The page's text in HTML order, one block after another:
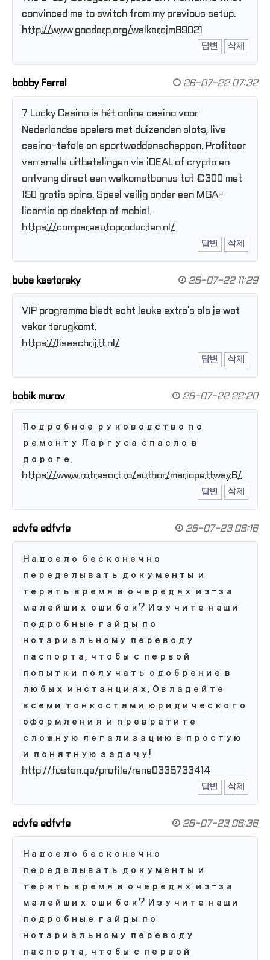
convinced me to switch from my previous setup.
http://www.gooderp.org/walkercjm89021
답변
삭제
bobby Farrel 26-07-22 07:32
7 Lucky Casino is hét online casino voor
Nederlandse spelers met duizenden slots, live
casino-tafels en sportweddenschappen. Profiteer
van snelle uitbetalingen via iDEAL of crypto en
ontvang direct een welkomstbonus tot €300 met
150 gratis spins. Speel veilig onder een MGA-
licentie op desktop of mobiel.
https://compareautoproducten.nl/
답변
삭제
buba kastorsky 26-07-22 11:29
VIP programma biedt echt leuke extra's als je wat
vaker terugkomt.
https://lisaschrijft.nl/
답변
삭제
bobik murov 26-07-22 22:20
Подробное руководство по
ремонту Ларгуса спасло в
дороге.
https://www.rotresort.ro/author/mariopettway6/
답변
삭제
edvfe edfvfe 26-07-23 06:16
Надоело бесконечно
переделывать документы и
терять время в очередях из-за
малейших ошибок? Изучите наши
подробные гайды по
нотариальному переводу
паспорта, чтобы с первой
попытки получать одобрение в
любых инстанциях. Овладейте
всеми тонкостями юридического
оформления и превратите
сложную легализацию в простую
и понятную задачу!
http://fustan.qa/profile/rene0335733414
답변
삭제
edvfe edfvfe 26-07-23 06:36
Надоело бесконечно
переделывать документы и
терять время в очередях из-за
малейших ошибок? Изучите наши
подробные гайды по
нотариальному переводу
паспорта, чтобы с первой